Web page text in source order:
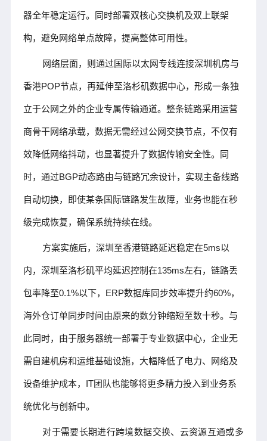
器全年稳定运行。同时部署双核心交换机及双上联架
构，避免网络单点故障，提高整体可用性。
网络层面，则通过国际以太网专线连接深圳机房与
香港POP节点，再延伸至洛杉矶数据中心，形成一条独
立于公网之外的企业专属传输通道。整条链路采用运营
商骨干网络承载，数据无需经过公网交换节点，不仅有
效降低网络抖动，也显著提升了数据传输安全性。同
时，通过BGP动态路由与链路冗余设计，实现主备线路
自动切换，即使某条国际链路发生故障，业务也能在秒
级完成恢复，确保系统持续在线。
方案实施后，深圳至香港链路延迟稳定在5ms以
内，深圳至洛杉矶平均延迟控制在135ms左右，链路丢
包率降至0.1%以下，ERP数据库同步效率提升约60%，
海外仓订单同步时间由原来的数分钟缩短至数十秒。与
此同时，由于服务器统一部署于专业数据中心，企业无
需自建机房和运维基础设施，大幅降低了电力、网络及
设备维护成本，IT团队也能够将更多精力投入到业务系
统优化与创新中。
对于需要长期进行跨境数据交换、云资源互通或多